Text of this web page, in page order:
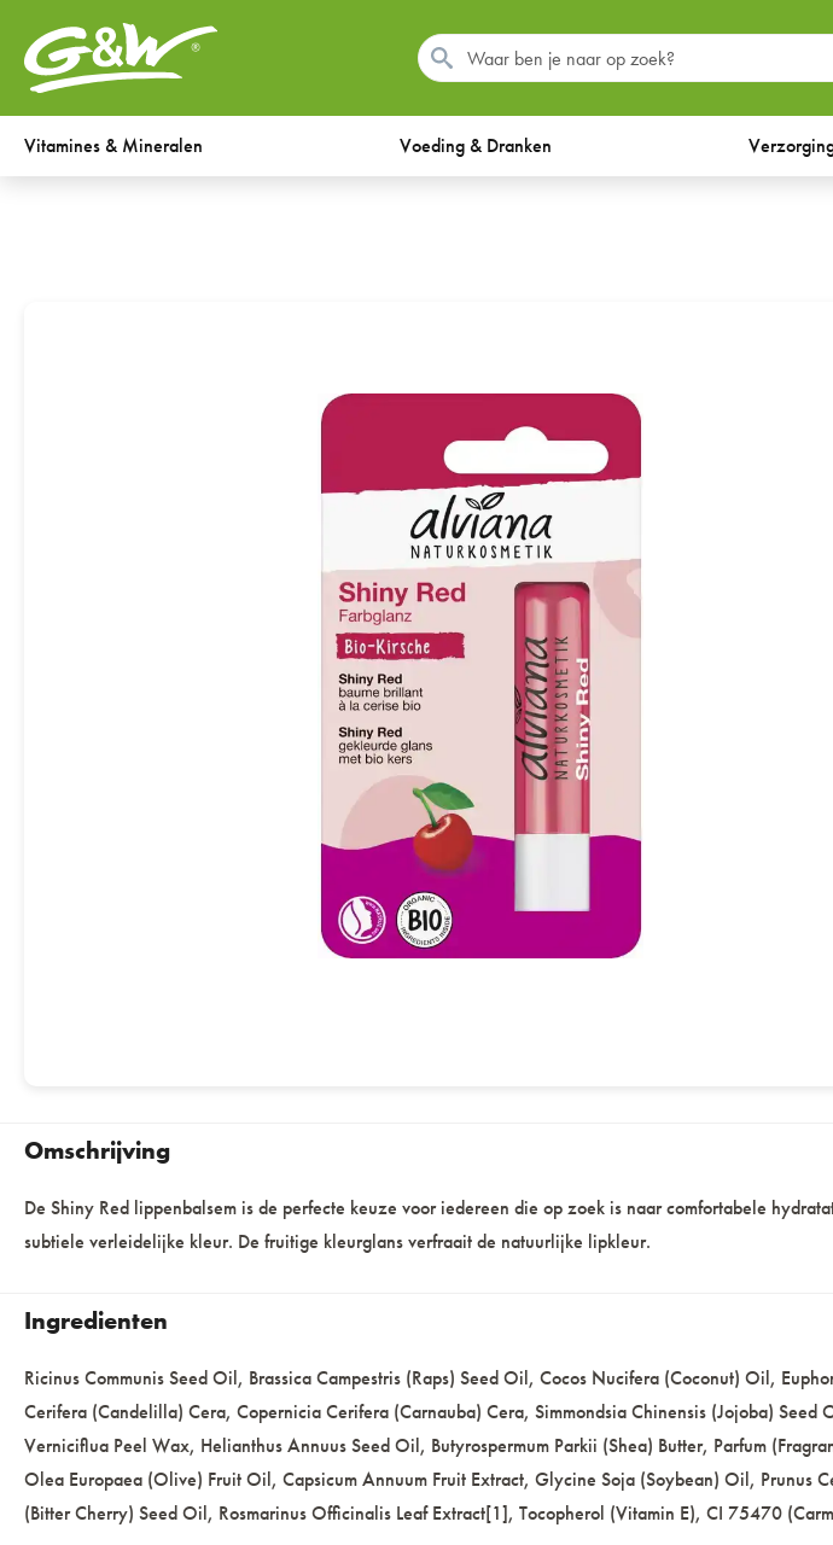
Vitamines & Mineralen Voeding & Dranken
Omschrijving
De Shiny Red lippenbalsem is de perfecte keuze voor iedereen die op zoek is naar comfortabele
subtiele verleidelijke kleur. De fruitige kleurglans verfraait de natuurlijke lipkleur.
Ingredienten
Ricinus Communis Seed Oil, Brassica Campestris (Raps) Seed Oil, Cocos Nucifera (Coconut) Oil,
Cerifera (Candelilla) Cera, Copernicia Cerifera (Carnauba) Cera, Simmondsia Chinensis (Jojoba) Seed
Verniciflua Peel Wax, Helianthus Annuus Seed Oil, Butyrospermum Parkii (Shea) Butter, Parfum
Olea Europaea (Olive) Fruit Oil, Capsicum Annuum Fruit Extract, Glycine Soja (Soybean) Oil, Prunus
(Bitter Cherry) Seed Oil, Rosmarinus Officinalis Leaf Extract[1], Tocopherol (Vitamin E), CI 75470